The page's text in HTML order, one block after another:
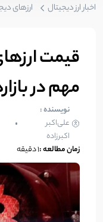
اخبار ارز دیجیتال ارزهای
قیمت‌
مهم در
نویسنده :
علی‌اکبر
اکبرزاده
زمان مطالعه :1 دقیقه